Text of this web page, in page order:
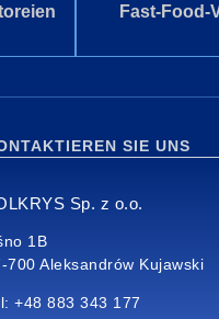
Fast-Food-
SIE UNS
Sp. z o.o.
1B
700 Aleksandrów Kujawski
+48 883 343 177